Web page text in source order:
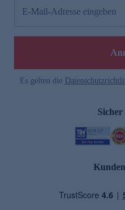
E-Mail-Adresse eingeben
Es gelten die